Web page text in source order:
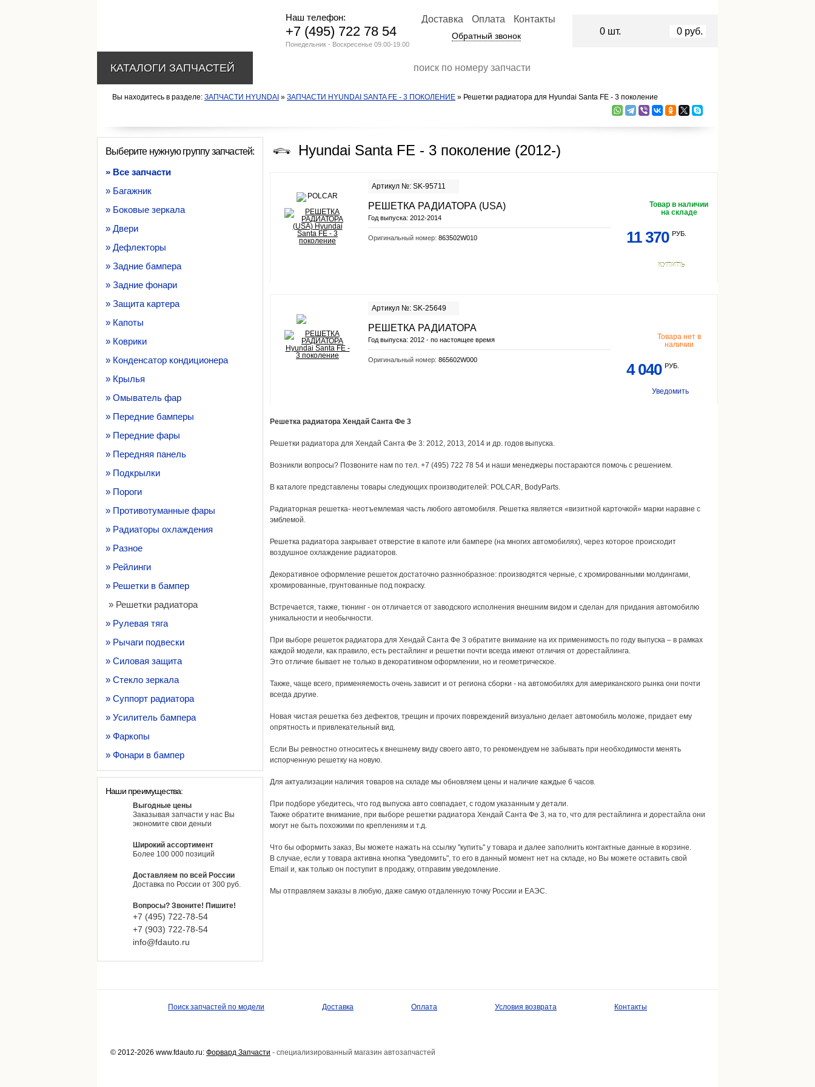
Вы находитесь в разделе: ЗАПЧАСТИ HYUNDAI » ЗАПЧАСТИ HYUNDAI SANTA FE - 3 ПОКОЛЕНИЕ » Решетки радиатора для Hyundai Santa FE - 3 поколение
Hyundai Santa FE - 3 поколение (2012-)
Артикул №: SK-95711
РЕШЕТКА РАДИАТОРА (USA)
Год выпуска: 2012-2014
Оригинальный номер: 863502W010
Товар в наличии
на складе
11 370 РУБ.
КУПИТЬ
Артикул №: SK-25649
РЕШЕТКА РАДИАТОРА
Год выпуска: 2012 - по настоящее время
Оригинальный номер: 865602W000
Товара нет в
наличии
4 040 РУБ.
Уведомить
Решетка радиатора Хендай Санта Фе 3
Решетки радиатора для Хендай Санта Фе 3: 2012, 2013, 2014 и др. годов выпуска.
Возникли вопросы? Позвоните нам по тел. +7 (495) 722 78 54 и наши менеджеры постараются помочь с решением.
В каталоге представлены товары следующих производителей: POLCAR, BodyParts.
Радиаторная решетка- неотъемлемая часть любого автомобиля. Решетка является «визитной карточкой» марки наравне с
эмблемой.
Решетка радиатора закрывает отверстие в капоте или бампере (на многих автомобилях), через которое происходит
воздушное охлаждение радиаторов.
Декоративное оформление решеток достаточно разннобразное: производятся черные, с хромированными молдингами,
хромированные, грунтованные под покраску.
Встречается, также, тюнинг - он отличается от заводского исполнения внешним видом и сделан для придания автомобилю
уникальности и необычности.
При выборе решеток радиатора для Хендай Санта Фе 3 обратите внимание на их применимость по году выпуска – в рамках
каждой модели, как правило, есть рестайлинг и решетки почти всегда имеют отличия от дорестайлинга.
Это отличие бывает не только в декоративном оформлении, но и геометрическое.
Также, чаще всего, применяемость очень зависит и от региона сборки - на автомобилях для американского рынка они почти
всегда другие.
Новая чистая решетка без дефектов, трещин и прочих повреждений визуально делает автомобиль моложе, придает ему
опрятность и привлекательный вид.
Если Вы ревностно относитесь к внешнему виду своего авто, то рекомендуем не забывать при необходимости менять
испорченную решетку на новую.
Для актуализации наличия товаров на складе мы обновляем цены и наличие каждые 6 часов.
При подборе убедитесь, что год выпуска авто совпадает, с годом указанным у детали.
Также обратите внимание, при выборе решетки радиатора Хендай Санта Фе 3, на то, что для рестайлинга и дорестайла они
могут не быть похожими по креплениям и т.д.
Что бы оформить заказ, Вы можете нажать на ссылку "купить" у товара и далее заполнить контактные данные в корзине.
В случае, если у товара активна кнопка "уведомить", то его в данный момент нет на складе, но Вы можете оставить свой
Email и, как только он поступит в продажу, отправим уведомление.
Мы отправляем заказы в любую, даже самую отдаленную точку России и ЕАЭС.
Выберите нужную группу запчастей:
» Все запчасти
» Багажник
» Боковые зеркала
» Двери
» Дефлекторы
» Задние бампера
» Задние фонари
» Защита картера
» Капоты
» Коврики
» Конденсатор кондиционера
» Крылья
» Омыватель фар
» Передние бамперы
» Передние фары
» Передняя панель
» Подкрылки
» Пороги
» Противотуманные фары
» Радиаторы охлаждения
» Разное
» Рейлинги
» Решетки в бампер
» Решетки радиатора
» Рулевая тяга
» Рычаги подвески
» Силовая защита
» Стекло зеркала
» Суппорт радиатора
» Усилитель бампера
» Фаркопы
» Фонари в бампер
Наши преимущества:
Выгодные цены
Заказывая запчасти у нас Вы
экономите свои деньги
Широкий ассортимент
Более 100 000 позиций
Доставляем по всей России
Доставка по России от 300 руб.
Вопросы? Звоните! Пишите!
+7 (495) 722-78-54
+7 (903) 722-78-54
info@fdauto.ru
Наш телефон:
+7 (495) 722 78 54
Понедельник - Воскресенье 09.00-19.00
Доставка Оплата Контакты
Обратный звонок 0 шт. 0 руб.
КАТАЛОГИ ЗАПЧАСТЕЙ
Поиск запчастей по модели Доставка Оплата Условия возврата Контакты
© 2012-2026 www.fdauto.ru: Форвард Запчасти - специализированный магазин автозапчастей